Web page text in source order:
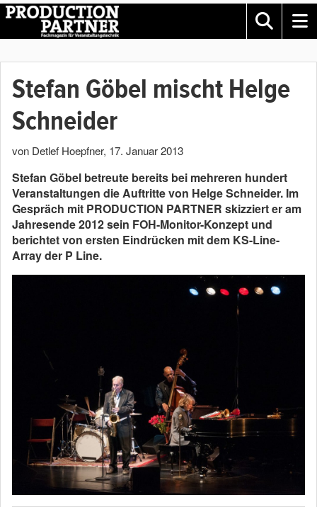
Stefan Göbel mischt Helge
Schneider
von Detlef Hoepfner, 17. Januar 2013
Stefan Göbel betreute bereits bei mehreren hundert
Veranstaltungen die Auftritte von Helge Schneider. Im
Gespräch mit PRODUCTION PARTNER skizziert er am
Jahresende 2012 sein FOH-Monitor-Konzept und
berichtet von ersten Eindrücken mit dem KS-Line-
Array der P Line.